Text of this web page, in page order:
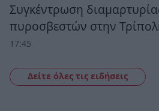
Συγκέντρωση
πυροσβεστών στην
17:45
Δείτε όλες τις ειδήσεις